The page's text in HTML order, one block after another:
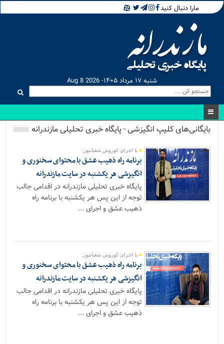
مارا دنبال کنید
شنبه ۱۷ مرداد ۱۴۰۵- Aug 8 2026
بایگانی‌های کلیپ انگیزشی - پایگاه خبری تحلیلی مازندرانه
با اجرای کوروش شعبانپور;
برنامه راه ذهیب عشق با محتوای سخنوری و
انگیزشی هر یکشنبه در سایت مازندرانه
پایگاه خبری تحلیلی مازندرانه در اقدامی جالب
توجه از این پس هر یکشنبه با برنامه راه
ذهیب عشق و اجرای ...
با اجرای کوروش شعبانپور;
برنامه راه ذهیب عشق با محتوای سخنوری و
انگیزشی هر یکشنبه در سایت مازندرانه
پایگاه خبری تحلیلی مازندرانه در اقدامی جالب
توجه از این پس هر یکشنبه با برنامه راه
ذهیب عشق و اجرای ...